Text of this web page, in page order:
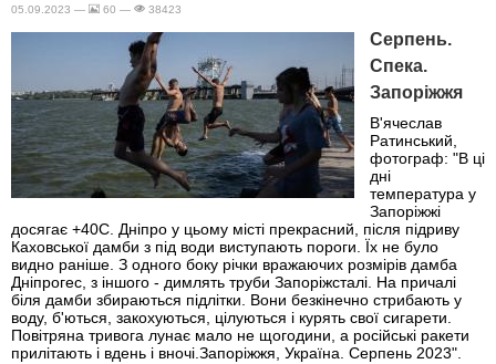
05.09.2023 — 60 — 38423
Серпень.
Спека.
Запоріжжя
В'ячеслав
Ратинський,
фотограф: "В ці
дні
температура у
Запоріжжі
досягає +40С. Дніпро у цьому місті прекрасний, після підриву
Каховської дамби з під води виступають пороги. Їх не було
видно раніше. З одного боку річки вражаючих розмірів дамба
Дніпрогес, з іншого - димлять труби Запоріжсталі. На причалі
біля дамби збираються підлітки. Вони безкінечно стрибають у
воду, б'ються, закохуються, цілуються і курять свої сигарети.
Повітряна тривога лунає мало не щогодини, а російські ракети
прилітають і вдень і вночі.Запоріжжя, Україна. Серпень 2023".